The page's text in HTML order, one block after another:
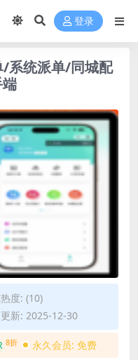
登录
系统派单/同城配
度: (10)
新: 2025-12-30
8折 永久会员: 免费